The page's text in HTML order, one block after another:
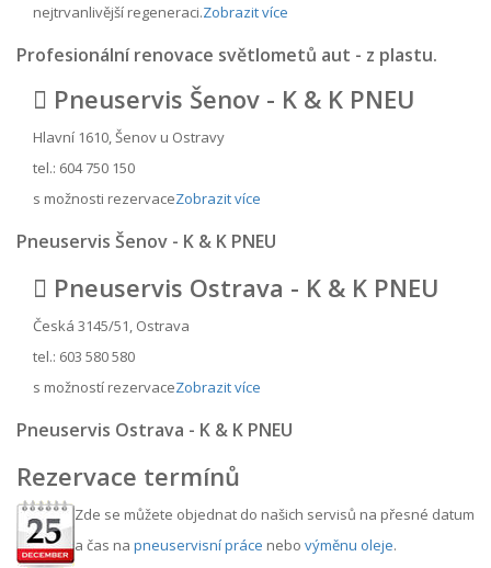
nejtrvanlivější regeneraci.Zobrazit více
Profesionální renovace světlometů aut - z plastu.
Pneuservis Šenov - K & K PNEU
Hlavní 1610, Šenov u Ostravy
tel.: 604 750 150
s možnosti rezervaceZobrazit více
Pneuservis Šenov - K & K PNEU
Pneuservis Ostrava - K & K PNEU
Česká 3145/51, Ostrava
tel.: 603 580 580
s možností rezervaceZobrazit více
Pneuservis Ostrava - K & K PNEU
Rezervace termínů
Zde se můžete objednat do našich servisů na přesné datum
a čas na pneuservisní práce nebo výměnu oleje.